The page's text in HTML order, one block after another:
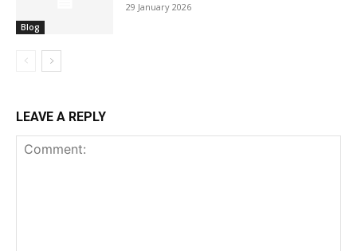
Blog
29 January 2026
LEAVE A REPLY